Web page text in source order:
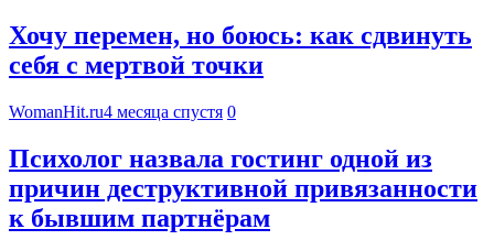
Хочу перемен, но боюсь: как сдвинуть
себя с мертвой точки
WomanHit.ru4 месяца спустя 0
Психолог назвала гостинг одной из
причин деструктивной привязанности
к бывшим партнёрам